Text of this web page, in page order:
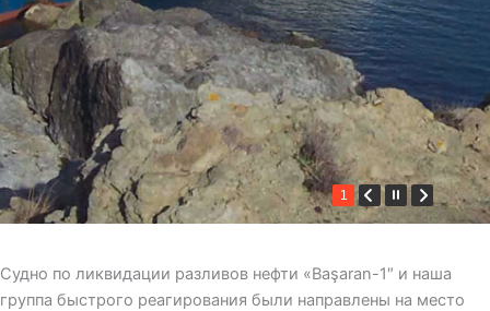
1
Судно по ликвидации разливов нефти «Başaran-1″ и наша
группа быстрого реагирования были направлены на место